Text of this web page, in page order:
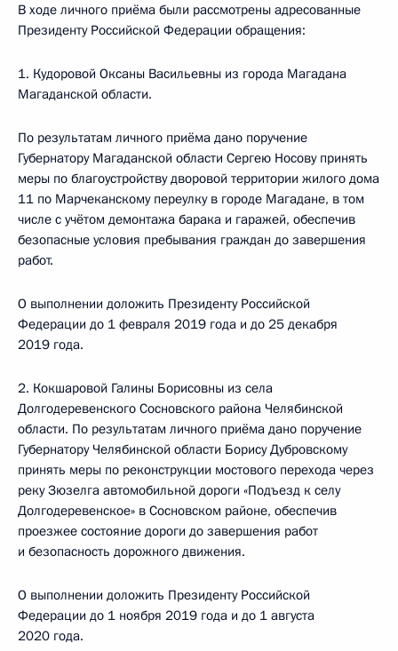
В ходе личного приёма были рассмотрены адресованные
Президенту Российской Федерации обращения:
1. Кудоровой Оксаны Васильевны из города Магадана
Магаданской области.
По результатам личного приёма дано поручение
Губернатору Магаданской области Сергею Носову принять
меры по благоустройству дворовой территории жилого дома
11 по Марчеканскому переулку в городе Магадане, в том
числе с учётом демонтажа барака и гаражей, обеспечив
безопасные условия пребывания граждан до завершения
работ.
О выполнении доложить Президенту Российской
Федерации до 1 февраля 2019 года и до 25 декабря
2019 года.
2. Кокшаровой Галины Борисовны из села
Долгодеревенского Сосновского района Челябинской
области. По результатам личного приёма дано поручение
Губернатору Челябинской области Борису Дубровскому
принять меры по реконструкции мостового перехода через
реку Зюзелга автомобильной дороги «Подъезд к селу
Долгодеревенское» в Сосновском районе, обеспечив
проезжее состояние дороги до завершения работ
и безопасность дорожного движения.
О выполнении доложить Президенту Российской
Федерации до 1 ноября 2019 года и до 1 августа
2020 года.